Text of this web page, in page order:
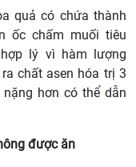
quả có chứa thành
ốc chấm muối tiêu
lý vì hàm lượng
chất asen hóa trị 3
hơn có thể dẫn
được ăn